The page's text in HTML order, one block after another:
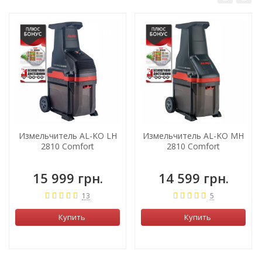
Измельчитель AL-KO LH
2810 Comfort
15 999 грн.
13
Купить
Измельчитель AL-KO MH
2810 Comfort
14 599 грн.
5
Купить